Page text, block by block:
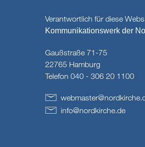
Verantwortlich für diese
Kommunikationswerk der
Gaußstraße 71-75
22765 Hamburg
Telefon 040 - 306 20 1100
webmaster@nordkirche.
info@nordkirche.de